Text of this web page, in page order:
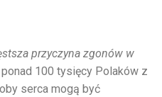
przyczyna zgonów w
100 tysięcy Polaków z
serca mogą być